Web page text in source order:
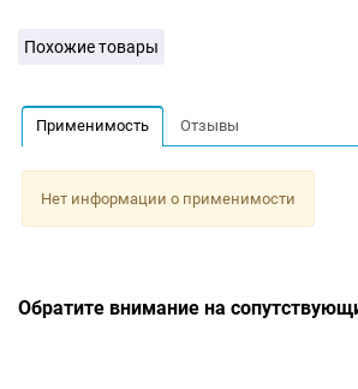
Похожие товары
Применимость Отзывы
Нет информации о применимости
Обратите внимание на